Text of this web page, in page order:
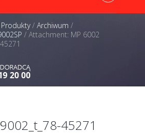
Produkty/ Archiwum /
/ Attachment: MP 6002
45271